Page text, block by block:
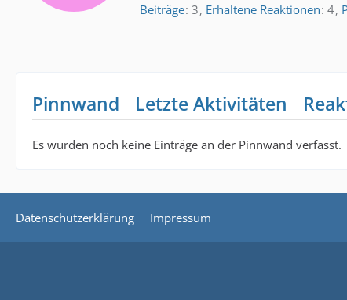
Beiträge 3 Erhaltene Reaktionen 4
Pinnwand Letzte Aktivitäten
Es wurden noch keine Einträge an der Pinnwand verfasst.
Datenschutzerklärung Impressum